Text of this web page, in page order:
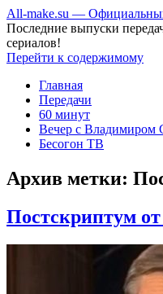
All-make.su —
Последние выпуски
сериалов!
Перейти к содержимому
Главная
Передачи
60 минут
Вечер с Владимиром
Бесогон ТВ
Архив метки:
Постскриптум от